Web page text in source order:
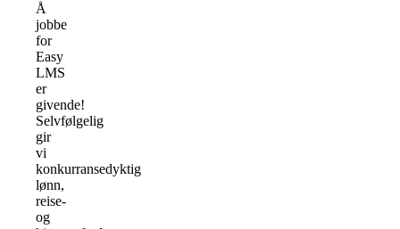
Å
jobbe
for
Easy
LMS
er
givende!
Selvfølgelig
gir
vi
konkurransedyktig
lønn,
reise-
og